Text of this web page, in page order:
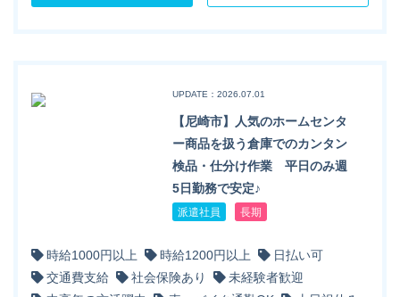
UPDATE：2026.07.01
【尼崎市】人気のホームセンタ
ー商品を扱う倉庫でのカンタン
検品・仕分け作業 平日のみ週
5日勤務で安定♪
派遣社員 長期
時給1000円以上 時給1200円以上
日払い可
交通費支給
社会保険あり
未経験者歓迎